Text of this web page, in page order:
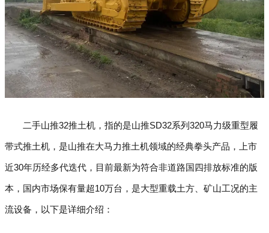
二手山推32推土机，指的是山推SD32系列320马力级重型履
带式推土机，是山推在大马力推土机领域的经典拳头产品，上市
近30年历经多代迭代，目前最新为符合非道路国四排放标准的版
本，国内市场保有量超10万台，是大型重载土方、矿山工况的主
流设备，以下是详细介绍：